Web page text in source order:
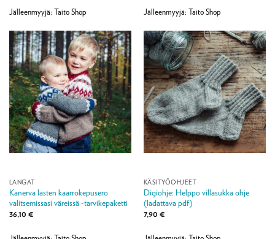
Jälleenmyyjä: Taito Shop Jälleenmyyjä: Taito Shop
LANGAT
Kanerva lasten kaarrokepusero
valitsemissasi väreissä -tarvikepaketti
36,10 €
KÄSITYÖOHJEET
Digiohje: Helppo villasukka ohje
(ladattava pdf)
7,90 €